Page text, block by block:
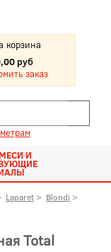
корзина
руб
заказ
И
Laparet > Blondi >
Total